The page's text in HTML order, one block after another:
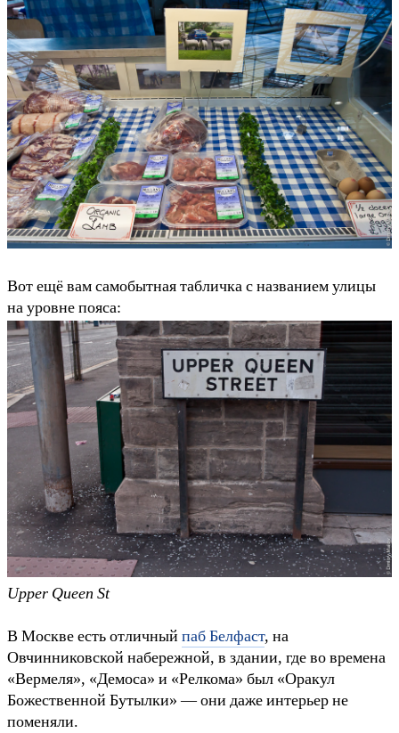
Вот ещё вам самобытная табличка с названием улицы
на уровне пояса:
Upper Queen St
В Москве есть отличный паб Белфаст, на
Овчинниковской набережной, в здании, где во времена
«Вермеля», «Демоса» и «Релкома» был «Оракул
Божественной Бутылки» — они даже интерьер не
поменяли.